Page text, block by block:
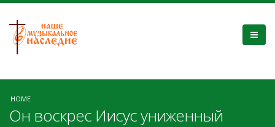
HOME
Он воскрес Иисус униженный